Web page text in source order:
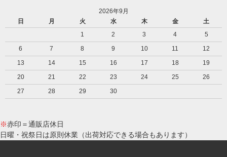
2026年9月
日
月 火 水 木 金
土
1
2 3 4
5
6
7 8 9 10 11
12
13
14 15 16 17 18
19
20
21 22 23 24 25
26
27
28 29 30
※赤印＝通販店休日
日曜・祝祭日は原則休業（出荷対応できる場合もあります）